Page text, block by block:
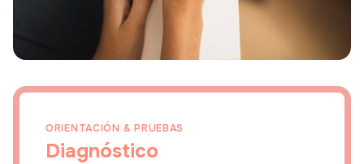
ORIENTACIÓN & PRUEBAS
Diagnóstico